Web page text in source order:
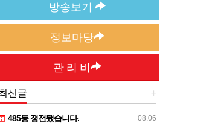
방송보기
정보마당
관 리 비
+
신글
08.06
485동 정전됐습니다.